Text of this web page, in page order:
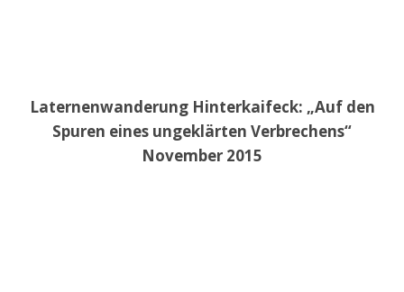
Laternenwanderung Hinterkaifeck: „Auf den
Spuren eines ungeklärten Verbrechens“
November 2015